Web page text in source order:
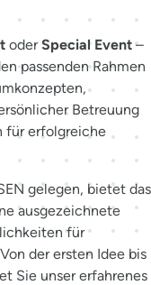
oderSpecial Event–
passenden Rahmen
Betreuung
für erfolgreiche
gelegen, bietet das
ausgezeichnete
für
der ersten Idee bis
Sie unser erfahrenes